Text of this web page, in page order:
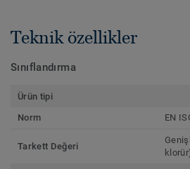
Teknik özellikler
Sınıflandırma
Ürün tipi
Norm
EN
Tarkett Değeri